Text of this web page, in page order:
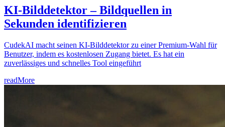
KI-Bilddetektor – Bildquellen in
Sekunden identifizieren
CudekAI macht seinen KI-Bilddetektor zu einer Premium-Wahl für
Benutzer, indem es kostenlosen Zugang bietet. Es hat ein
zuverlässiges und schnelles Tool eingeführt
readMore